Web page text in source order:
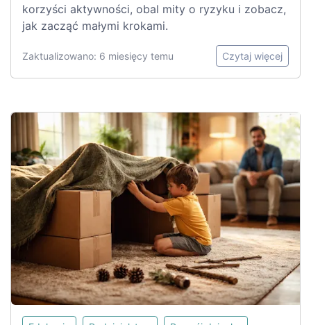
korzyści aktywności, obal mity o ryzyku i zobacz,
jak zacząć małymi krokami.
Zaktualizowano: 6 miesięcy temu Czytaj więcej